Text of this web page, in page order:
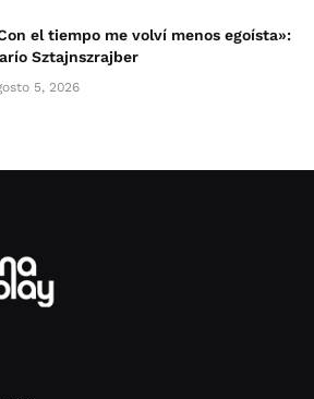
el tiempo me volví menos egoísta»:
Sztajnszrajber
5, 2026